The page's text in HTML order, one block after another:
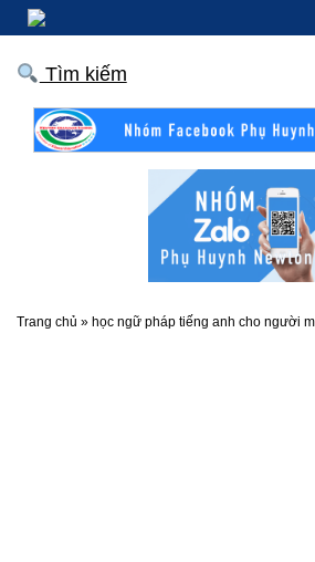
Tìm kiếm
Trang chủ » học ngữ pháp tiếng anh cho người